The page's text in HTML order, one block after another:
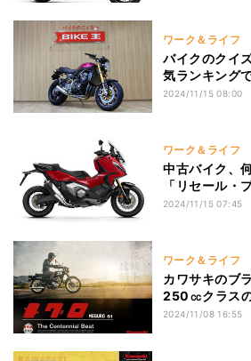
ワーク＆ライフ
バイクのクイ
気ランキング
したバイクは?
2024/11/15 08:00
ワーク＆ライフ
中古バイク、
「リセール・
発表!
2024/11/15 07:45
ワーク＆ライフ
カワサキのブ
250㏄クラス
登場!
2024/11/08 16:55